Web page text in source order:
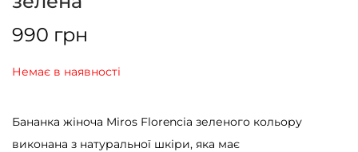
990 грн
Немає в наявності
Бананка жіноча Miros Florencia зеленого кольору
виконана з натуральної шкіри, яка має